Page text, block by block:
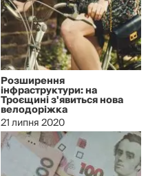
Розширення
інфраструктури: на
Троєщині з'явиться нова
велодоріжка
21 липня 2020